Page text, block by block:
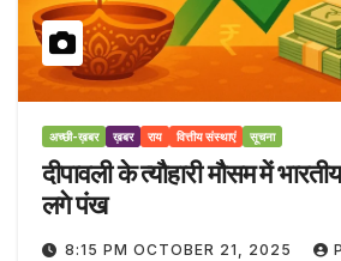
अच्छी-ख़बर ख़बर राय वित्तीय संस्थाएं सूचना
दीपावली के त्यौहारी मौसम में
लगे पंख
8:15 PM OCTOBER 21, 2025